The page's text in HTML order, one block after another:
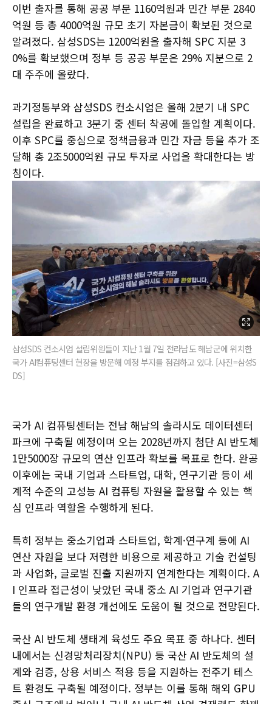
이번 출자를 통해 공공 부문 1160억원과 민간 부문 2840
억원 등 총 4000억원 규모 초기 자본금이 확보된 것으로
알려졌다. 삼성SDS는 1200억원을 출자해 SPC 지분 3
0%를 확보했으며 정부 등 공공 부문은 29% 지분으로 2
대 주주에 올랐다.
과기정통부와 삼성SDS 컨소시엄은 올해 2분기 내 SPC
설립을 완료하고 3분기 중 센터 착공에 돌입할 계획이다.
이후 SPC를 중심으로 정책금융과 민간 자금 등을 추가 조
달해 총 2조5000억원 규모 투자로 사업을 확대한다는 방
침이다.
삼성SDS 컨소시엄 설립위원들이 지난 1월 7일 전라남도 해남군에 위치한
국가 AI컴퓨팅센터 현장을 방문해 예정 부지를 점검하고 있다. [사진=삼성S
DS]
국가 AI 컴퓨팅센터는 전남 해남의 솔라시도 데이터센터
파크에 구축될 예정이며 오는 2028년까지 첨단 AI 반도체
1만5000장 규모의 연산 인프라 확보를 목표로 한다. 완공
이후에는 국내 기업과 스타트업, 대학, 연구기관 등이 세
계적 수준의 고성능 AI 컴퓨팅 자원을 활용할 수 있는 핵
심 인프라 역할을 수행하게 된다.
특히 정부는 중소기업과 스타트업, 학계·연구계 등에 AI
연산 자원을 보다 저렴한 비용으로 제공하고 기술 컨설팅
과 사업화, 글로벌 진출 지원까지 연계한다는 계획이다. A
I 인프라 접근성이 낮았던 국내 중소 AI 기업과 연구기관
들의 연구개발 환경 개선에도 도움이 될 것으로 전망된다.
국산 AI 반도체 생태계 육성도 주요 목표 중 하나다. 센터
내에서는 신경망처리장치(NPU) 등 국산 AI 반도체의 설
계와 검증, 상용 서비스 적용 등을 지원하는 전주기 테스
트 환경도 구축될 예정이다. 정부는 이를 통해 해외 GPU